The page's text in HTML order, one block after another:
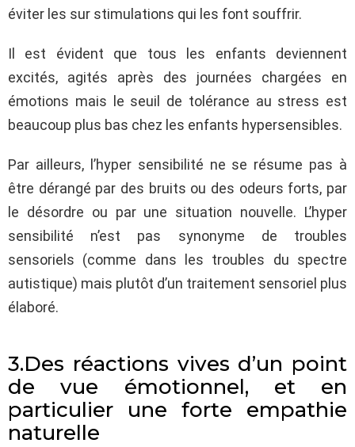
éviter les sur stimulations qui les font souffrir.
Il est évident que tous les enfants deviennent
excités, agités après des journées chargées en
émotions mais le seuil de tolérance au stress est
beaucoup plus bas chez les enfants hypersensibles.
Par ailleurs, l’hyper sensibilité ne se résume pas à
être dérangé par des bruits ou des odeurs forts, par
le désordre ou par une situation nouvelle. L’hyper
sensibilité n’est pas synonyme de troubles
sensoriels (comme dans les troubles du spectre
autistique) mais plutôt d’un traitement sensoriel plus
élaboré.
3.Des réactions vives d’un point
de vue émotionnel, et en
particulier une forte empathie
naturelle